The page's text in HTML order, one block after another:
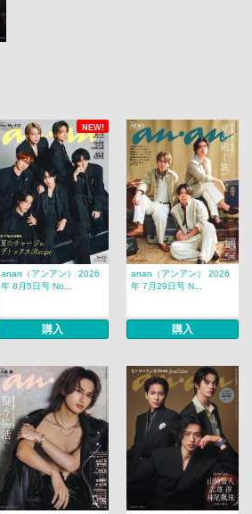
NEW!
anan（アンアン） 2026
年 8月5日号 No...
購入
anan（アンアン） 2026
年 7月29日号 N...
購入